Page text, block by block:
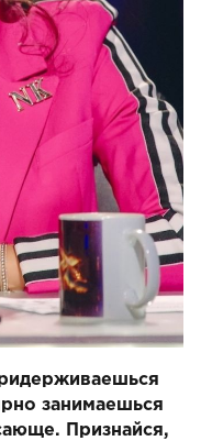
занимаешься
Признайся,